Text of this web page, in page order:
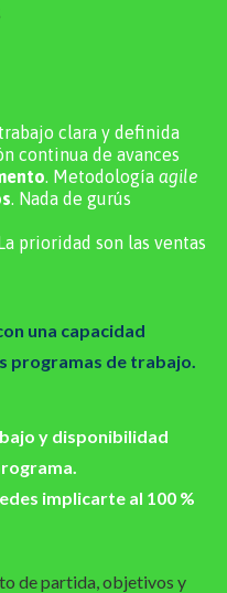
clara y definida
continua de avances
. Metodología agile
. Nada de gurús
prioridad son las ventas
una capacidad
programas de trabajo.
y disponibilidad
implicarte al 100 %
de partida, objetivos y